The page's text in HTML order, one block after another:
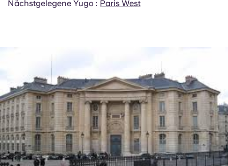
und die großen Pariser Universitätskliniken, was